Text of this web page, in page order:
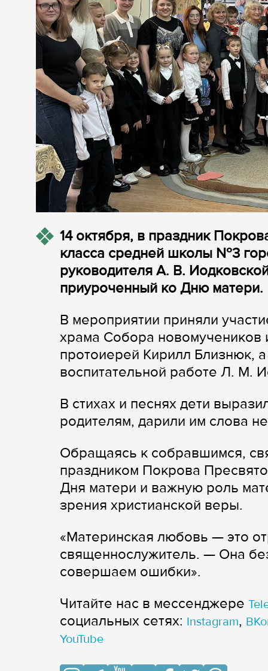
14 октября, в праздник
класса средней школы №3
руководителя А. В.
приуроченный ко Дню матери.
В мероприятии приняли
храма Собора новомучеников
протоиерей Кирилл Близнюк,
воспитательной работе Л. М.
В стихах и песнях дети
родителям, дарили им слова
Обращаясь к собравшимся,
праздником Покрова
Дня матери и важную роль
зрения христианской веры.
«Материнская любовь — это
священнослужитель. — Она
совершаем ошибки».
Читайте нас в мессенджере
cоциальных сетях: Instagram,
YouTube